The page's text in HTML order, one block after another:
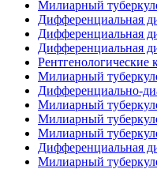
Милиарный
Дифференциальная
Дифференциальная
Дифференциальная
Милиарный
Дифференциально-
Милиарный
Милиарный
Милиарный
Дифференциальная
Милиарный